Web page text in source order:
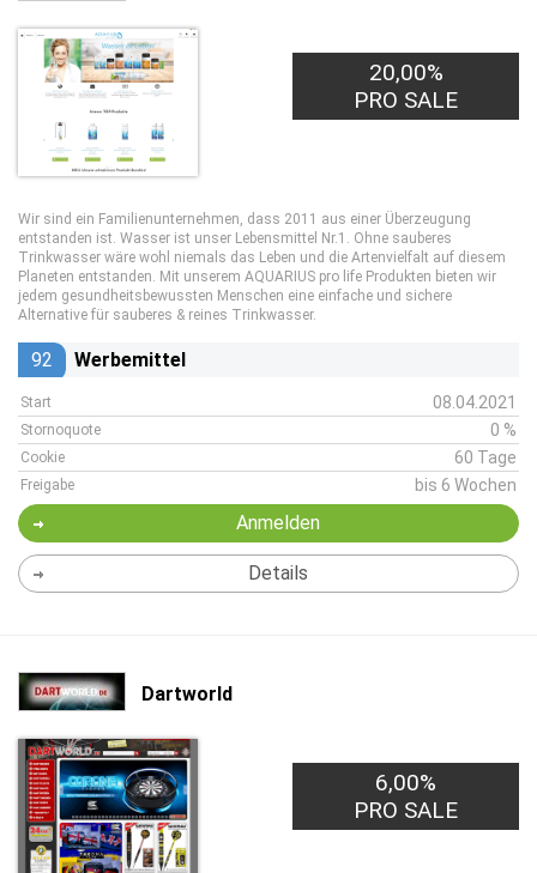
20,00%
PRO SALE
Wir sind ein Familienunternehmen, dass 2011 aus einer Überzeugung
entstanden ist. Wasser ist unser Lebensmittel Nr.1. Ohne sauberes
Trinkwasser wäre wohl niemals das Leben und die Artenvielfalt auf diesem
Planeten entstanden. Mit unserem AQUARIUS pro life Produkten bieten wir
jedem gesundheitsbewussten Menschen eine einfache und sichere
Alternative für sauberes & reines Trinkwasser.
92 Werbemittel
Start 08.04.2021
Stornoquote 0 %
Cookie 60 Tage
Freigabe bis 6 Wochen
Anmelden
Details
Dartworld
6,00%
PRO SALE